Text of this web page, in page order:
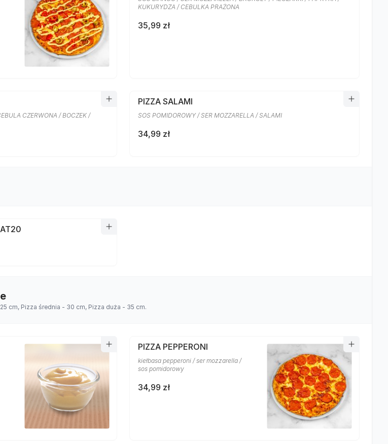
KUKURYDZA / CEBULKA PRAŻONA
35,99 zł
CZERWONA / BOCZEK /
PIZZA SALAMI
SOS POMIDOROWY / SER MOZZARELLA / SALAMI
34,99 zł
cm, Pizza średnia - 30 cm, Pizza duża - 35 cm.
PIZZA PEPPERONI
kiełbasa pepperoni / ser mozzarella /
sos pomidorowy
34,99 zł